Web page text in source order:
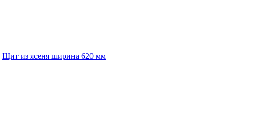
Щит из ясеня ширина 620 мм